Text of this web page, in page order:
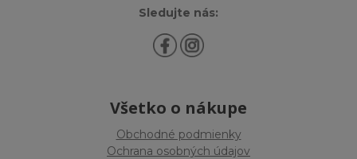
Sledujte nás:
Všetko o nákupe
Obchodné podmienky
Ochrana osobných údajov